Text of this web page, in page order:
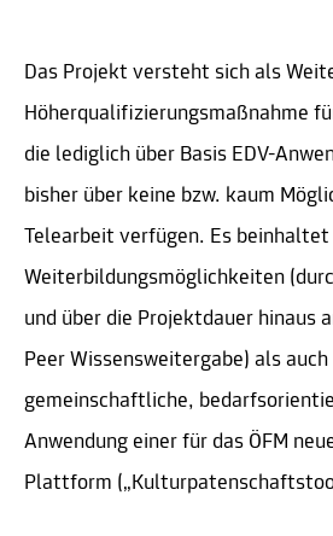
Das Projekt versteht sich als
Höherqualifizierungsmaßnahme
die lediglich über Basis EDV-
bisher über keine bzw. kaum
Telearbeit verfügen. Es
Weiterbildungsmöglichkeiten
und über die Projektdauer hinaus
Peer Wissensweitergabe) als auch
gemeinschaftliche,
Anwendung einer für das ÖFM
Plattform